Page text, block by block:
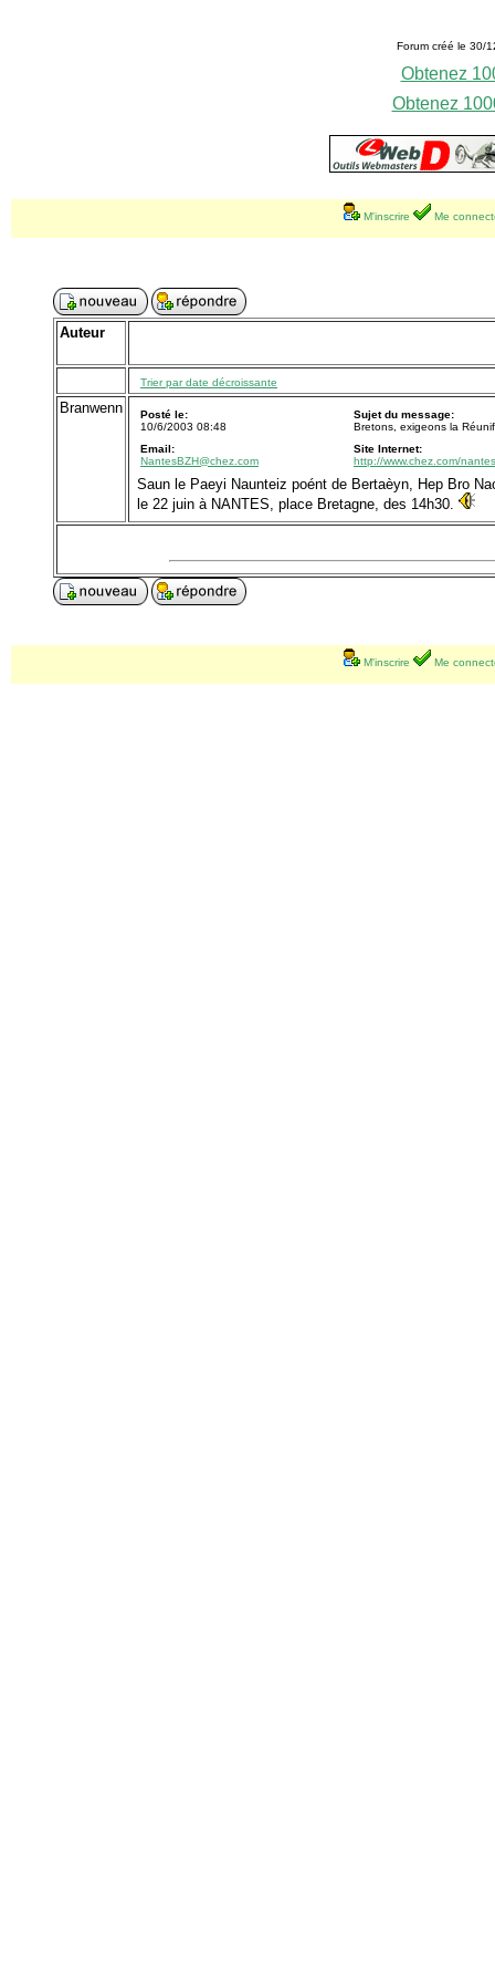
Forum créé le 30/
Obtenez
Obtenez
M'inscrire Me
Auteur
Trier par date décroissante
Branwenn
Posté le:
10/6/2003 08:48
Sujet du message:
Bretons, exigeons la
Email:
NantesBZH@chez.com
Site Internet:
http://www.chez.com/
Saun le Paeyi Naunteiz poént de Bertaèyn, Hep Bro
le 22 juin à NANTES, place Bretagne, des 14h30.
M'inscrire Me